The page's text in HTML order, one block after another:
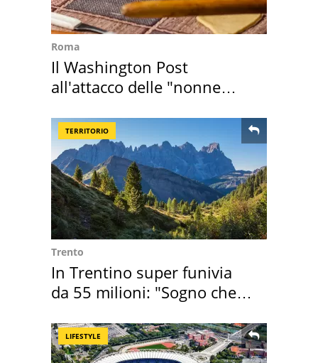
Roma
Il Washington Post
all'attacco delle "nonne
TERRITORIO
Trento
In Trentino super funivia
da 55 milioni: "Sogno che si
LIFESTYLE